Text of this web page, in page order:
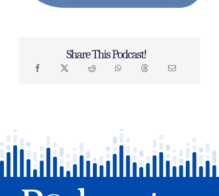
Share This Podcast!